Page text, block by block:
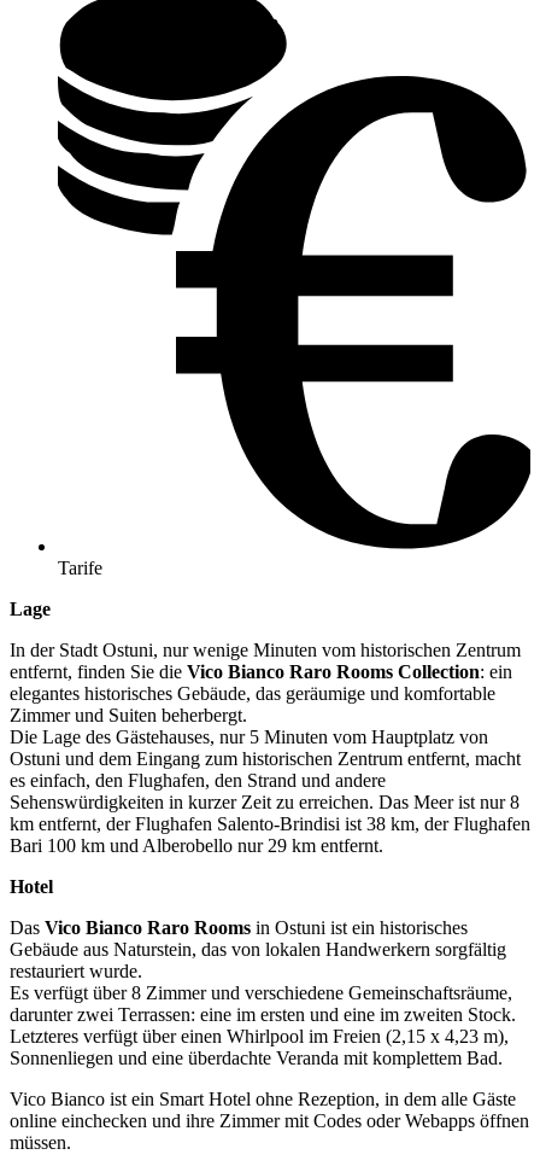
Tarife
Lage
In der Stadt Ostuni, nur wenige Minuten vom historischen Zentrum
entfernt, finden Sie die Vico Bianco Raro Rooms Collection: ein
elegantes historisches Gebäude, das geräumige und komfortable
Zimmer und Suiten beherbergt.
Die Lage des Gästehauses, nur 5 Minuten vom Hauptplatz von
Ostuni und dem Eingang zum historischen Zentrum entfernt, macht
es einfach, den Flughafen, den Strand und andere
Sehenswürdigkeiten in kurzer Zeit zu erreichen. Das Meer ist nur 8
km entfernt, der Flughafen Salento-Brindisi ist 38 km, der Flughafen
Bari 100 km und Alberobello nur 29 km entfernt.
Hotel
Das Vico Bianco Raro Rooms in Ostuni ist ein historisches
Gebäude aus Naturstein, das von lokalen Handwerkern sorgfältig
restauriert wurde.
Es verfügt über 8 Zimmer und verschiedene Gemeinschaftsräume,
darunter zwei Terrassen: eine im ersten und eine im zweiten Stock.
Letzteres verfügt über einen Whirlpool im Freien (2,15 x 4,23 m),
Sonnenliegen und eine überdachte Veranda mit komplettem Bad.
Vico Bianco ist ein Smart Hotel ohne Rezeption, in dem alle Gäste
online einchecken und ihre Zimmer mit Codes oder Webapps öffnen
müssen.